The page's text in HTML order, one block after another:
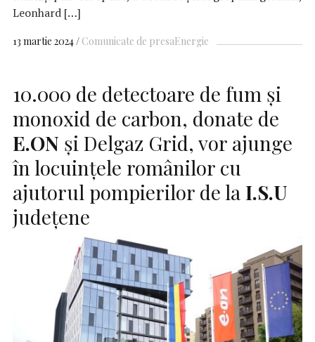
Leonhard […]
13 martie 2024 Comunicate de presaEnergie
10.000 de detectoare de fum și
monoxid de carbon, donate de
E.ON și Delgaz Grid, vor ajunge
în locuințele românilor cu
ajutorul pompierilor de la I.S.U
județene